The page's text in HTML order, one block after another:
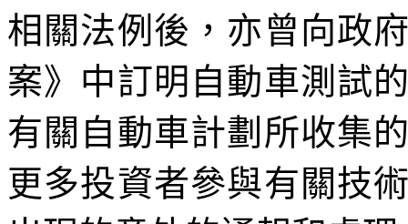
相關法例後，亦曾向政
案》中訂明自動車測試
有關自動車計劃所收集
更多投資者參與有關技